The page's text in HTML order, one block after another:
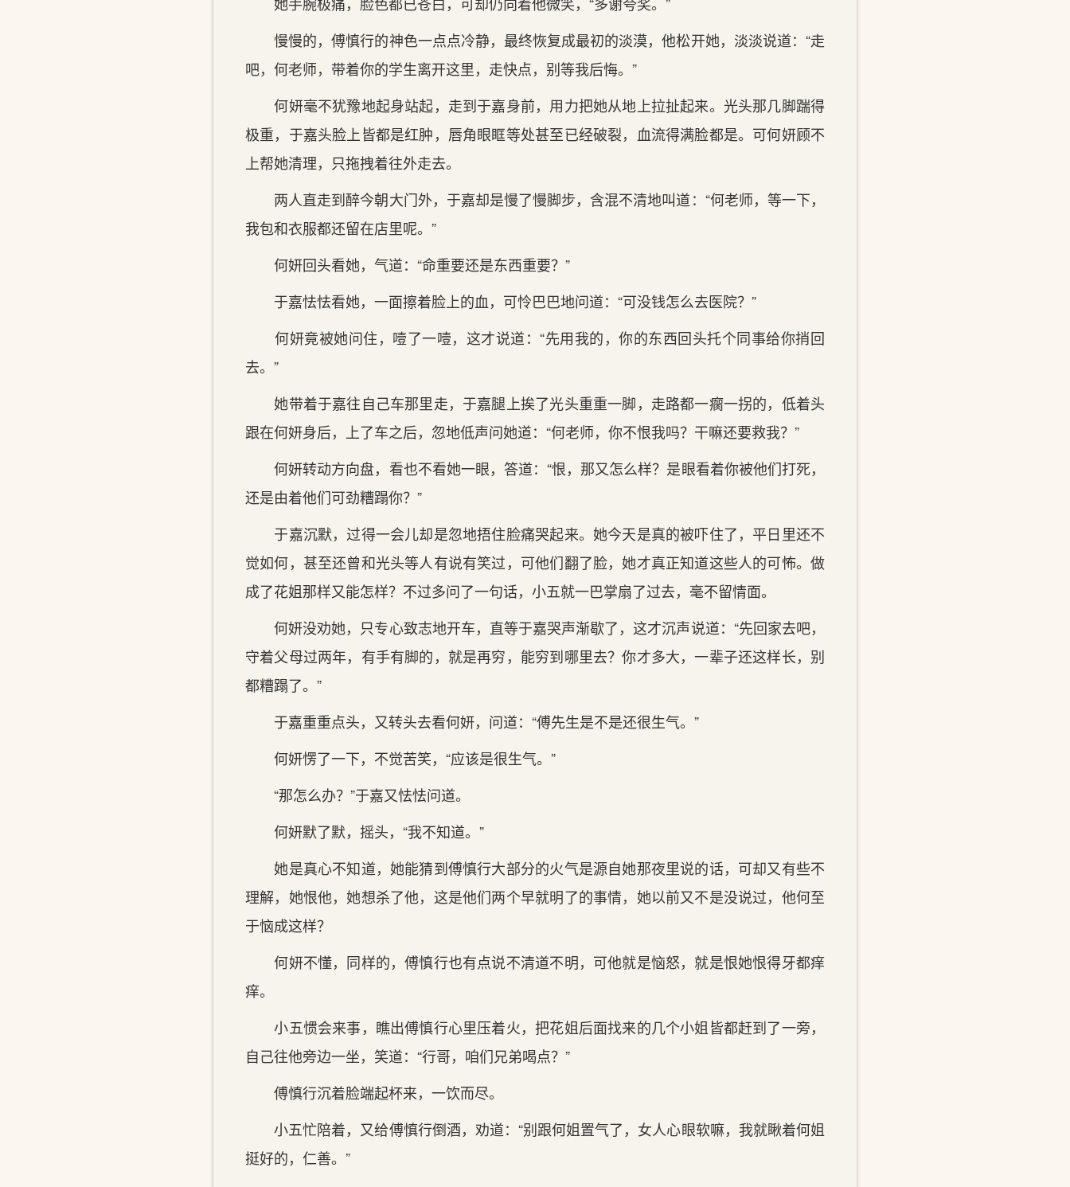
慢慢的，傅慎行的神色一点点冷静，最终恢复成最初的淡漠，他松开她，淡淡说道：“走
吧，何老师，带着你的学生离开这里，走快点，别等我后悔。”
何妍毫不犹豫地起身站起，走到于嘉身前，用力把她从地上拉扯起来。光头那几脚踹得
极重，于嘉头脸上皆都是红肿，唇角眼眶等处甚至已经破裂，血流得满脸都是。可何妍顾不
上帮她清理，只拖拽着往外走去。
两人直走到醉今朝大门外，于嘉却是慢了慢脚步，含混不清地叫道：“何老师，等一下，
我包和衣服都还留在店里呢。”
何妍回头看她，气道：“命重要还是东西重要？”
于嘉怯怯看她，一面擦着脸上的血，可怜巴巴地问道：“可没钱怎么去医院？”
何妍竟被她问住，噎了一噎，这才说道：“先用我的，你的东西回头托个同事给你捎回
去。”
她带着于嘉往自己车那里走，于嘉腿上挨了光头重重一脚，走路都一瘸一拐的，低着头
跟在何妍身后，上了车之后，忽地低声问她道：“何老师，你不恨我吗？干嘛还要救我？”
何妍转动方向盘，看也不看她一眼，答道：“恨，那又怎么样？是眼看着你被他们打死，
还是由着他们可劲糟蹋你？”
于嘉沉默，过得一会儿却是忽地捂住脸痛哭起来。她今天是真的被吓住了，平日里还不
觉如何，甚至还曾和光头等人有说有笑过，可他们翻了脸，她才真正知道这些人的可怖。做
成了花姐那样又能怎样？不过多问了一句话，小五就一巴掌扇了过去，毫不留情面。
何妍没劝她，只专心致志地开车，直等于嘉哭声渐歇了，这才沉声说道：“先回家去吧，
守着父母过两年，有手有脚的，就是再穷，能穷到哪里去？你才多大，一辈子还这样长，别
都糟蹋了。”
于嘉重重点头，又转头去看何妍，问道：“傅先生是不是还很生气。”
何妍愣了一下，不觉苦笑，“应该是很生气。”
“那怎么办？”于嘉又怯怯问道。
何妍默了默，摇头，“我不知道。”
她是真心不知道，她能猜到傅慎行大部分的火气是源自她那夜里说的话，可却又有些不
理解，她恨他，她想杀了他，这是他们两个早就明了的事情，她以前又不是没说过，他何至
于恼成这样？
何妍不懂，同样的，傅慎行也有点说不清道不明，可他就是恼怒，就是恨她恨得牙都痒
痒。
小五惯会来事，瞧出傅慎行心里压着火，把花姐后面找来的几个小姐皆都赶到了一旁，
自己往他旁边一坐，笑道：“行哥，咱们兄弟喝点？”
傅慎行沉着脸端起杯来，一饮而尽。
小五忙陪着，又给傅慎行倒酒，劝道：“别跟何姐置气了，女人心眼软嘛，我就瞅着何姐
挺好的，仁善。”